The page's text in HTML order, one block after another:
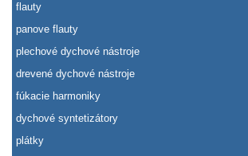
flauty
panove flauty
plechové dychové nástroje
drevené dychové nástroje
fúkacie harmoniky
dychové syntetizátory
plátky